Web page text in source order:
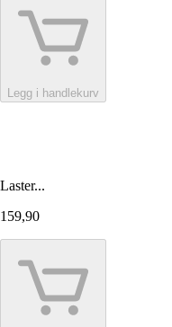
Legg i handlekurv
Laster...
159,90